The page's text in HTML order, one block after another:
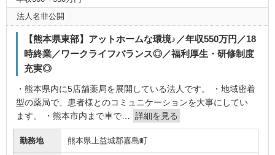
法人名非公開
【熊本県東部】アットホームな環境♪／年収550万円／18
時終業／ワークライフバランス◎／福利厚生・研修制度
充実◎
・熊本県内に5店舗薬局を展開している法人です。 ・地域密着
型の薬局で、患者様とのコミュニケーションを大事にしてい
ます。 ・熊本市内まで車で…
詳細を見る
勤務地 熊本県上益城郡嘉島町